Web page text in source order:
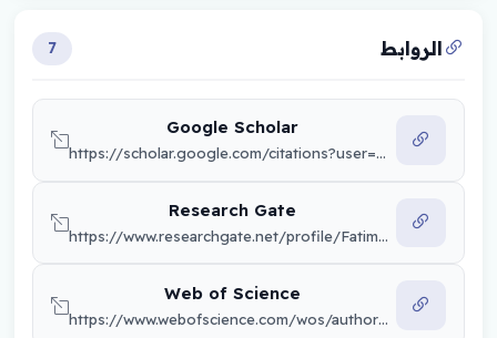
الروابط 7
Google Scholar
https://scholar.google.com/citations?user=Vj0GN7kAAAAJ&hl=ar
Research Gate
https://www.researchgate.net/profile/Fatimah-Al-Ghoraby?ev=hdr_xprf
Web of Science
https://www.webofscience.com/wos/author/record/ONJ-2285-2025